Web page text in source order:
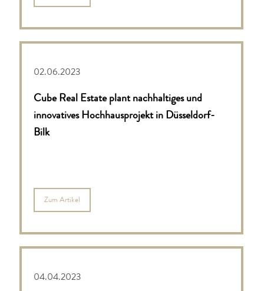
02.06.2023
Cube Real Estate plant nachhaltiges und
innovatives Hochhausprojekt in Düsseldorf-
Bilk
Zum Artikel
04.04.2023